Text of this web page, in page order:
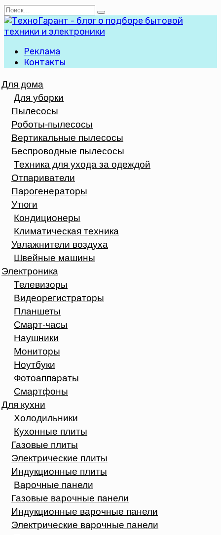
Перейти
к
содержанию
Search
for:
Реклама
Контакты
Для дома
Для уборки
Пылесосы
Роботы-пылесосы
Вертикальные пылесосы
Беспроводные пылесосы
Техника для ухода за одеждой
Отпариватели
Парогенераторы
Утюги
Кондиционеры
Климатическая техника
Увлажнители воздуха
Швейные машины
Электроника
Телевизоры
Видеорегистраторы
Планшеты
Смарт-часы
Наушники
Мониторы
Ноутбуки
Фотоаппараты
Смартфоны
Для кухни
Холодильники
Кухонные плиты
Газовые плиты
Электрические плиты
Индукционные плиты
Варочные панели
Газовые варочные панели
Индукционные варочные панели
Электрические варочные панели